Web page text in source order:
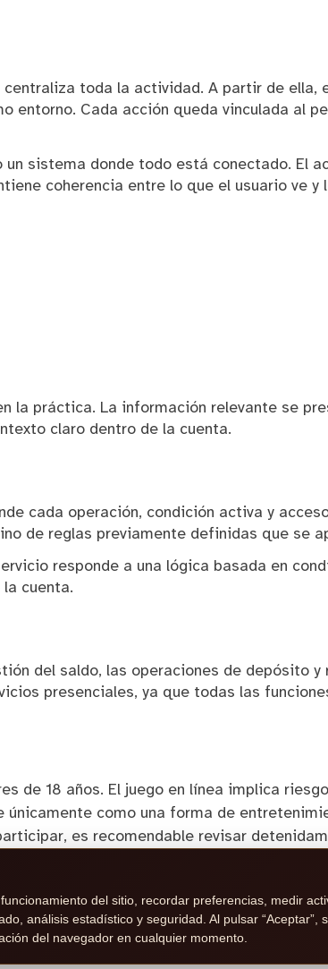
toda la actividad. A partir de ella,
entorno. Cada acción queda vinculada al
sistema donde todo está conectado. El
coherencia entre lo que el usuario ve y
la práctica. La información relevante se
claro dentro de la cuenta.
cada operación, condición activa y
de reglas previamente definidas que se
responde a una lógica basada en
cuenta.
del saldo, las operaciones de depósito
presenciales, ya que todas las
de 18 años. El juego en línea implica
como una forma de
es recomendable revisar
inmediato y buscar ayuda profesional en
somos|Contacto|Aviso legal|Términos y
cookies
Juego responsable
del sitio, recordar preferencias, medir
análisis estadístico y seguridad. Al pulsar “Aceptar”,
del navegador en cualquier momento.